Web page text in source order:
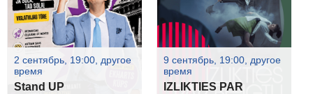
2 сентябрь, 19:00, другое
время
Stand UP
9 сентябрь, 19:00, другое
время
IZLIKTIES PAR